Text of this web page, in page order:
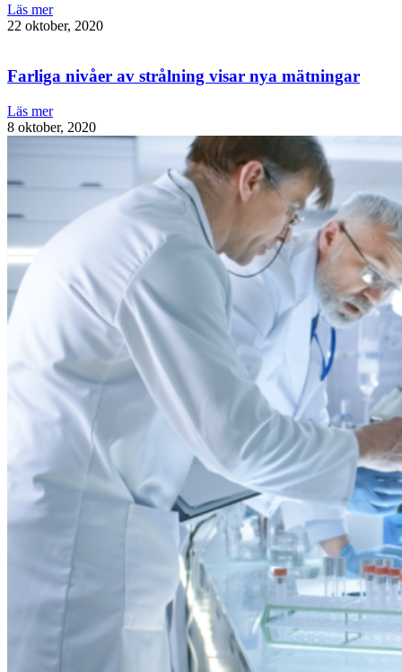
Läs mer
22 oktober, 2020
Farliga nivåer av strålning visar nya mätningar
Läs mer
8 oktober, 2020